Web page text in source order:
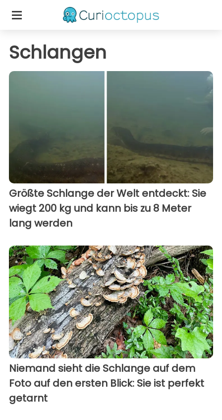
Schlangen
Größte Schlange der Welt entdeckt: Sie
wiegt 200 kg und kann bis zu 8 Meter
lang werden
Niemand sieht die Schlange auf dem
Foto auf den ersten Blick: Sie ist perfekt
getarnt